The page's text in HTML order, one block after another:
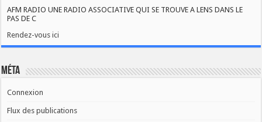
AFM RADIO UNE RADIO ASSOCIATIVE QUI SE TROUVE A LENS DANS LE
PAS DE C
Rendez-vous ici
Méta
Connexion
Flux des publications